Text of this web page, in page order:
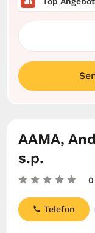
AAMA,
s.p.
0
Telefon